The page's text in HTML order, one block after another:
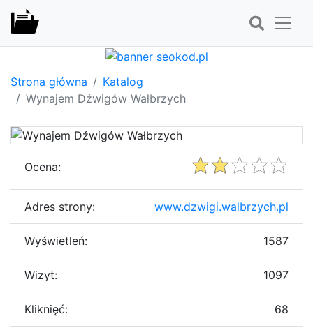
Strona główna
Katalog
Wynajem Dźwigów Wałbrzych
Ocena:
Adres strony: www.dzwigi.walbrzych.pl
Wyświetleń: 1587
Wizyt: 1097
Kliknięć: 68